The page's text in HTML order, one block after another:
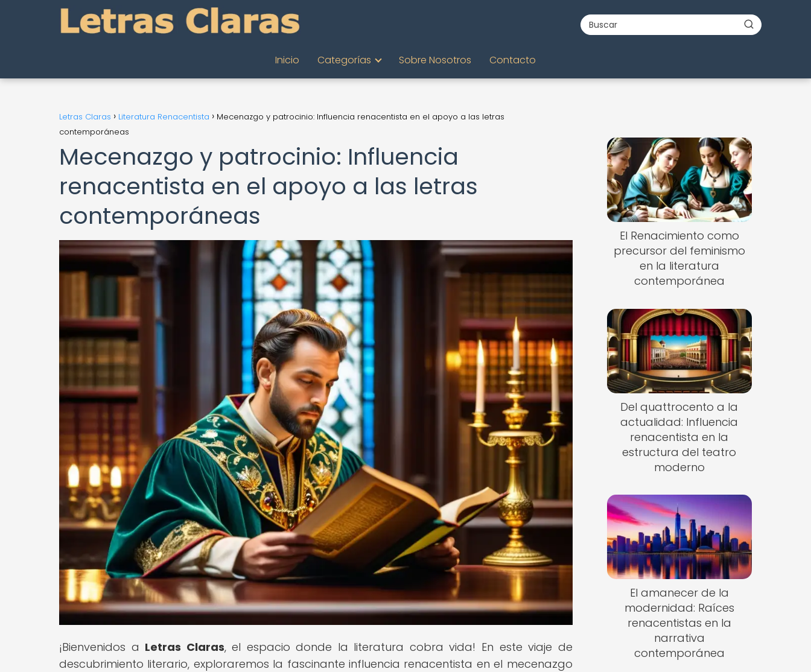
Inicio Categorías Sobre Nosotros Contacto
Letras Claras Literatura Renacentista
Mecenazgo y patrocinio: Influencia renacentista en el apoyo a las letras
contemporáneas
Mecenazgo y patrocinio: Influencia
renacentista en el apoyo a las letras
contemporáneas
¡Bienvenidos a Letras Claras, el espacio donde la literatura cobra vida! En este viaje de
descubrimiento literario, exploraremos la fascinante influencia renacentista en el mecenazgo
El Renacimiento como
precursor del feminismo
en la literatura
contemporánea
Del quattrocento a la
actualidad: Influencia
renacentista en la
estructura del teatro
moderno
El amanecer de la
modernidad: Raíces
renacentistas en la
narrativa
contemporánea